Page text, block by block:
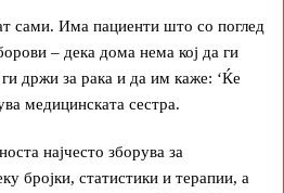
сами. Има пациенти што со поглед
– дека дома нема кој да ги
држи за рака и да им каже: ‘Ќе
медицинската сестра.
најчесто зборува за
бројки, статистики и терапии, а